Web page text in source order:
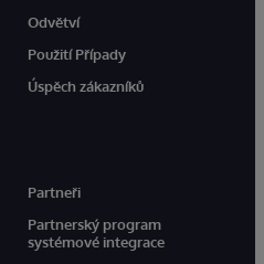
Odvětví
Použití Případy
Úspěch zákazníků
Partneři
Partnerský program
systémové integrace